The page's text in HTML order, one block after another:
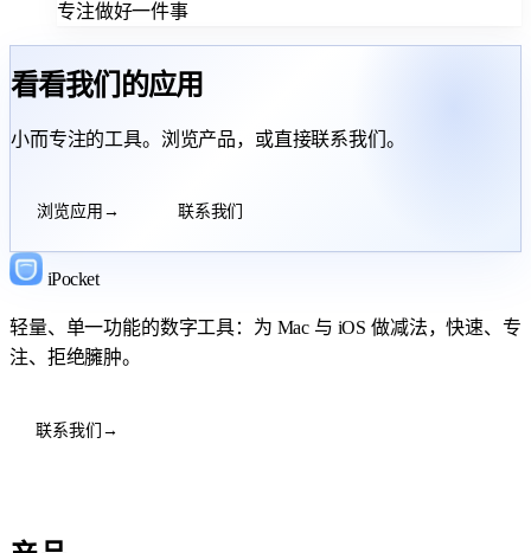
专注做好一件事
看看我们的应用
小而专注的工具。浏览产品，或直接联系我们。
浏览应用 → 联系我们
iPocket
轻量、单一功能的数字工具：为 Mac 与 iOS 做减法，快速、专
注、拒绝臃肿。
联系我们 →